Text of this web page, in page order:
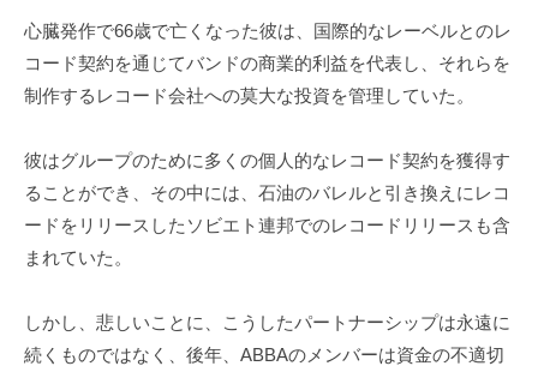
心臓発作で66歳で亡くなった彼は、国際的なレーベルとのレ
コード契約を通じてバンドの商業的利益を代表し、それらを
制作するレコード会社への莫大な投資を管理していた。
彼はグループのために多くの個人的なレコード契約を獲得す
ることができ、その中には、石油のバレルと引き換えにレコ
ードをリリースしたソビエト連邦でのレコードリリースも含
まれていた。
しかし、悲しいことに、こうしたパートナーシップは永遠に
続くものではなく、後年、ABBAのメンバーは資金の不適切